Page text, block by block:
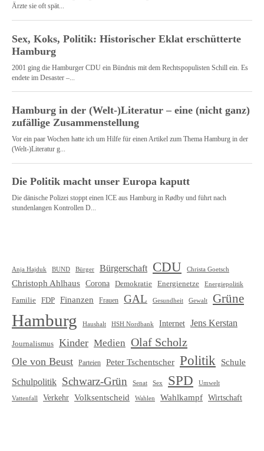
Anja Hajduk BUND Bürger Bürgerschaft CDU Christa Goetsch
Christoph Ahlhaus Corona Demokratie Energienetze Energiepolitik
Familie FDP Finanzen Frauen GAL Gesundheit Gewalt Grüne
Hamburg Haushalt HSH Nordbank Internet Jens Kerstan
Journalismus Kinder Medien Olaf Scholz
Ole von Beust Parteien Peter Tschentscher Politik
Schule
Schulpolitik Schwarz-Grün Senat Sex SPD Umwelt
Vattenfall Verkehr Volksentscheid Wahlen Wahlkampf Wirtschaft